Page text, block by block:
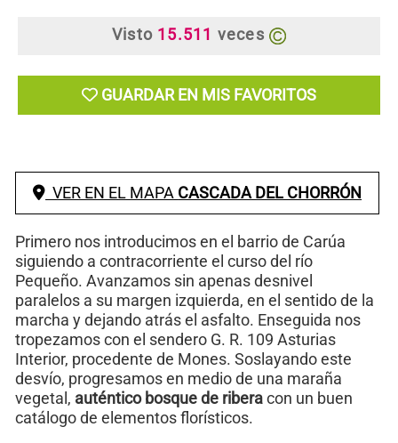
Visto 15.511 veces
GUARDAR EN MIS FAVORITOS
VER EN EL MAPA CASCADA DEL CHORRÓN
Primero nos introducimos en el barrio de Carúa
siguiendo a contracorriente el curso del río
Pequeño. Avanzamos sin apenas desnivel
paralelos a su margen izquierda, en el sentido de la
marcha y dejando atrás el asfalto. Enseguida nos
tropezamos con el sendero G. R. 109 Asturias
Interior, procedente de Mones. Soslayando este
desvío, progresamos en medio de una maraña
vegetal, auténtico bosque de riberacon un buen
catálogo de elementos florísticos.